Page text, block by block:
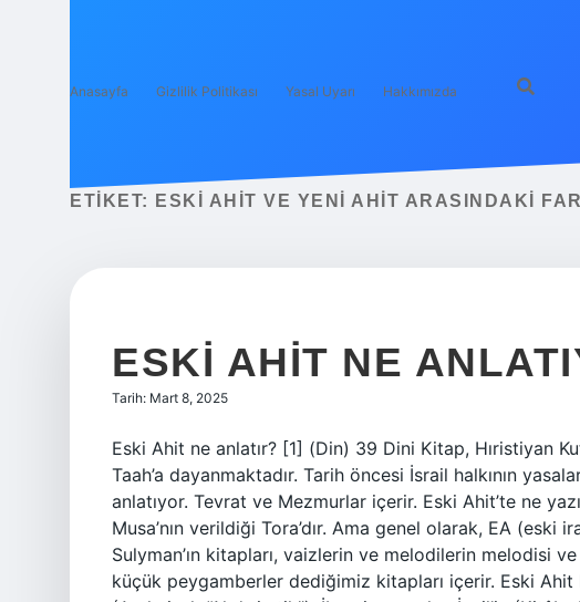
Anasayfa Gizlilik Politikası Yasal Uyarı Hakkımızda
ETIKET: ESKI AHIT VE YENI AHIT ARASINDAKI
ESKI AHIT NE
Tarih: Mart 8, 2025
Eski Ahit ne anlatır? [1] (Din) 39 Dini Kitap, Hıristiyan
Taah’a dayanmaktadır. Tarih öncesi İsrail halkının
anlatıyor. Tevrat ve Mezmurlar içerir. Eski Ahit’te ne
Musa’nın verildiği Tora’dır. Ama genel olarak, EA (eski
Sulyman’ın kitapları, vaizlerin ve melodilerin melodisi
küçük peygamberler dediğimiz kitapları içerir. Eski